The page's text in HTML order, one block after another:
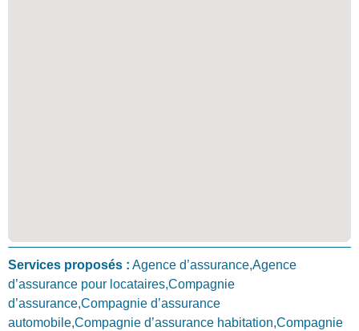
Services proposés : Agence d’assurance,Agence
d’assurance pour locataires,Compagnie
d’assurance,Compagnie d’assurance
automobile,Compagnie d’assurance habitation,Compagnie